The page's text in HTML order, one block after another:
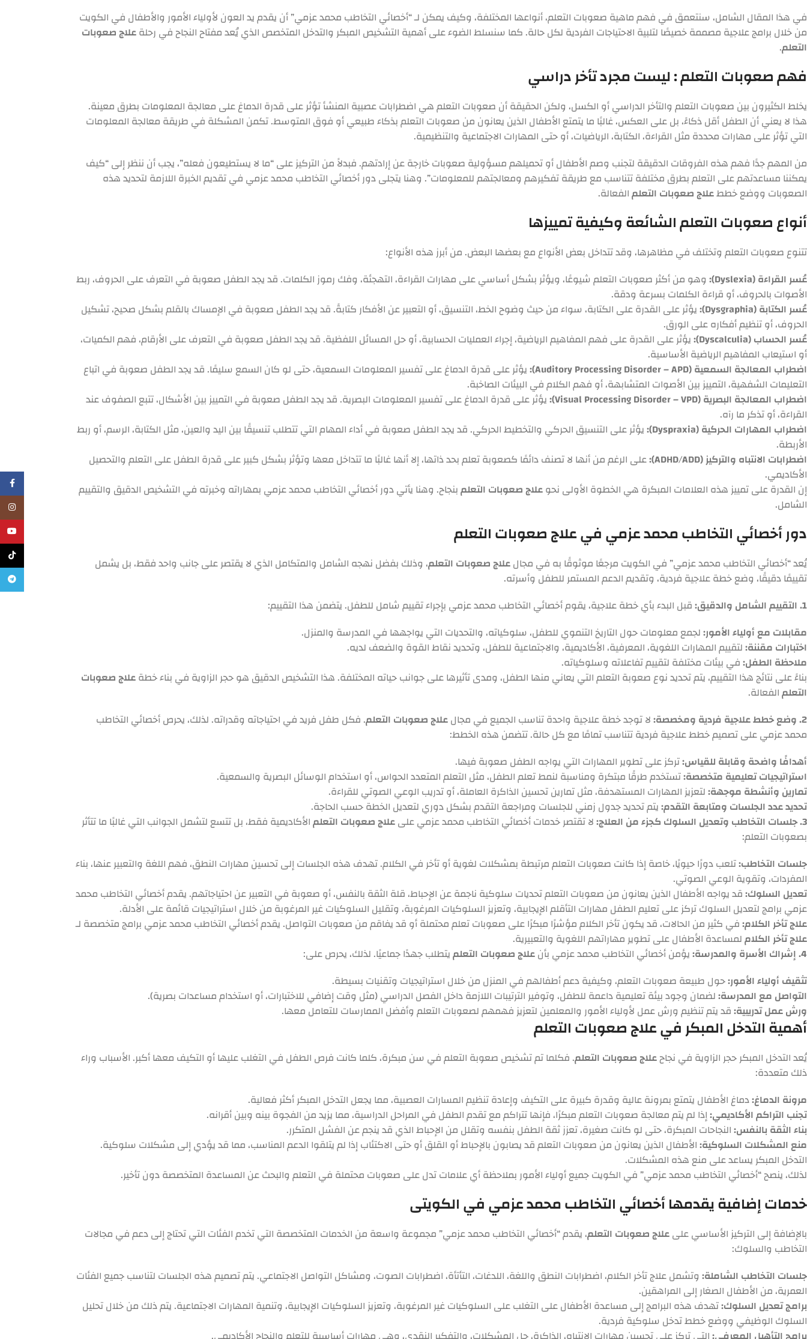
في هذا المقال الشامل، سنتعمق في فهم ماهية صعوبات التعلم، أنواعها المختلفة، وكيف يمكن لـ “أخصائي التخاطب محمد عزمي” أن يقدم يد العون لأولياء الأمور والأطفال في الكويت
من خلال برامج علاجية مصممة خصيصًا لتلبية الاحتياجات الفردية لكل حالة. كما سنسلط الضوء على أهمية التشخيص المبكر والتدخل المتخصص الذي يُعد مفتاح النجاح في رحلةعلاج صعوبات
التعلم.
فهم صعوبات التعلم : ليست مجرد تأخر دراسي
يخلط الكثيرون بين صعوبات التعلم والتأخر الدراسي أو الكسل، ولكن الحقيقة أن صعوبات التعلم هي اضطرابات عصبية المنشأ تؤثر على قدرة الدماغ على معالجة المعلومات بطرق معينة.
هذا لا يعني أن الطفل أقل ذكاءً، بل على العكس، غالبًا ما يتمتع الأطفال الذين يعانون من صعوبات التعلم بذكاء طبيعي أو فوق المتوسط. تكمن المشكلة في طريقة معالجة المعلومات
التي تؤثر على مهارات محددة مثل القراءة، الكتابة، الرياضيات، أو حتى المهارات الاجتماعية والتنظيمية.
من المهم جدًا فهم هذه الفروقات الدقيقة لتجنب وصم الأطفال أو تحميلهم مسؤولية صعوبات خارجة عن إرادتهم. فبدلاً من التركيز على “ما لا يستطيعون فعله”، يجب أن ننظر إلى “كيف
يمكننا مساعدتهم على التعلم بطرق مختلفة تتناسب مع طريقة تفكيرهم ومعالجتهم للمعلومات”. وهنا يتجلى دور أخصائي التخاطب محمد عزمي في تقديم الخبرة اللازمة لتحديد هذه
الصعوبات ووضع خططعلاج صعوبات التعلمالفعالة.
أنواع صعوبات التعلم الشائعة وكيفية تمييزها
تتنوع صعوبات التعلم وتختلف في مظاهرها، وقد تتداخل بعض الأنواع مع بعضها البعض. من أبرز هذه الأنواع:
عُسر القراءة (Dyslexia):
وهو من أكثر صعوبات التعلم شيوعًا، ويؤثر بشكل أساسي على مهارات القراءة، التهجئة، وفك رموز الكلمات. قد يجد الطفل صعوبة في التعرف على الحروف، ربط
الأصوات بالحروف، أو قراءة الكلمات بسرعة ودقة.
عُسر الكتابة (Dysgraphia):
يؤثر على القدرة على الكتابة، سواء من حيث وضوح الخط، التنسيق، أو التعبير عن الأفكار كتابةً. قد يجد الطفل صعوبة في الإمساك بالقلم بشكل صحيح، تشكيل
الحروف، أو تنظيم أفكاره على الورق.
عُسر الحساب (Dyscalculia):
يؤثر على القدرة على فهم المفاهيم الرياضية، إجراء العمليات الحسابية، أو حل المسائل اللفظية. قد يجد الطفل صعوبة في التعرف على الأرقام، فهم الكميات،
أو استيعاب المفاهيم الرياضية الأساسية.
اضطراب المعالجة السمعية (Auditory Processing Disorder – APD):
يؤثر على قدرة الدماغ على تفسير المعلومات السمعية، حتى لو كان السمع سليمًا. قد يجد الطفل صعوبة في اتباع
التعليمات الشفهية، التمييز بين الأصوات المتشابهة، أو فهم الكلام في البيئات الصاخبة.
اضطراب المعالجة البصرية (Visual Processing Disorder – VPD):
يؤثر على قدرة الدماغ على تفسير المعلومات البصرية. قد يجد الطفل صعوبة في التمييز بين الأشكال، تتبع الصفوف عند
القراءة، أو تذكر ما رآه.
اضطراب المهارات الحركية (Dyspraxia):
يؤثر على التنسيق الحركي والتخطيط الحركي. قد يجد الطفل صعوبة في أداء المهام التي تتطلب تنسيقًا بين اليد والعين، مثل الكتابة، الرسم، أو ربط
الأربطة.
اضطرابات الانتباه والتركيز (ADHD/ADD):
على الرغم من أنها لا تصنف دائمًا كصعوبة تعلم بحد ذاتها، إلا أنها غالبًا ما تتداخل معها وتؤثر بشكل كبير على قدرة الطفل على التعلم والتحصيل
الأكاديمي.
إن القدرة على تمييز هذه العلامات المبكرة هي الخطوة الأولى نحوعلاج صعوبات التعلمبنجاح. وهنا يأتي دور أخصائي التخاطب محمد عزمي بمهاراته وخبرته في التشخيص الدقيق والتقييم
الشامل.
دور أخصائي التخاطب محمد عزمي في علاج صعوبات التعلم
يُعد “أخصائي التخاطب محمد عزمي” في الكويت مرجعًا موثوقًا به في مجالعلاج صعوبات التعلم، وذلك بفضل نهجه الشامل والمتكامل الذي لا يقتصر على جانب واحد فقط، بل يشمل
تقييمًا دقيقًا، وضع خطة علاجية فردية، وتقديم الدعم المستمر للطفل وأسرته.
1. التقييم الشامل والدقيق:
قبل البدء بأي خطة علاجية، يقوم أخصائي التخاطب محمد عزمي بإجراء تقييم شامل للطفل. يتضمن هذا التقييم:
مقابلات مع أولياء الأمور:لجمع معلومات حول التاريخ التنموي للطفل، سلوكياته، والتحديات التي يواجهها في المدرسة والمنزل.
اختبارات مقننة:لتقييم المهارات اللغوية، المعرفية، الأكاديمية، والاجتماعية للطفل، وتحديد نقاط القوة والضعف لديه.
ملاحظة الطفل:في بيئات مختلفة لتقييم تفاعلاته وسلوكياته.
بناءً على نتائج هذا التقييم، يتم تحديد نوع صعوبة التعلم التي يعاني منها الطفل، ومدى تأثيرها على جوانب حياته المختلفة. هذا التشخيص الدقيق هو حجر الزاوية في بناء خطةعلاج صعوبات
التعلمالفعالة.
2. وضع خطط علاجية فردية ومخصصة:
لا توجد خطة علاجية واحدة تناسب الجميع في مجالعلاج صعوبات التعلم. فكل طفل فريد في احتياجاته وقدراته. لذلك، يحرص أخصائي التخاطب
محمد عزمي على تصميم خطط علاجية فردية تتناسب تمامًا مع كل حالة. تتضمن هذه الخطط:
أهدافًا واضحة وقابلة للقياس:تركز على تطوير المهارات التي يواجه الطفل صعوبة فيها.
استراتيجيات تعليمية متخصصة:تستخدم طرقًا مبتكرة ومناسبة لنمط تعلم الطفل، مثل التعلم المتعدد الحواس، أو استخدام الوسائل البصرية والسمعية.
تمارين وأنشطة موجهة:لتعزيز المهارات المستهدفة، مثل تمارين تحسين الذاكرة العاملة، أو تدريب الوعي الصوتي للقراءة.
تحديد عدد الجلسات ومتابعة التقدم:يتم تحديد جدول زمني للجلسات ومراجعة التقدم بشكل دوري لتعديل الخطة حسب الحاجة.
3. جلسات التخاطب وتعديل السلوك كجزء من العلاج:
لا تقتصر خدمات أخصائي التخاطب محمد عزمي علىعلاج صعوبات التعلمالأكاديمية فقط، بل تتسع لتشمل الجوانب التي غالبًا ما تتأثر
بصعوبات التعلم:
جلسات التخاطب:تلعب دورًا حيويًا، خاصة إذا كانت صعوبات التعلم مرتبطة بمشكلات لغوية أو تأخر في الكلام. تهدف هذه الجلسات إلى تحسين مهارات النطق، فهم اللغة والتعبير عنها، بناء
المفردات، وتقوية الوعي الصوتي.
تعديل السلوك:قد يواجه الأطفال الذين يعانون من صعوبات التعلم تحديات سلوكية ناجمة عن الإحباط، قلة الثقة بالنفس، أو صعوبة في التعبير عن احتياجاتهم. يقدم أخصائي التخاطب محمد
عزمي برامج لتعديل السلوك تركز على تعليم الطفل مهارات التأقلم الإيجابية، وتعزيز السلوكيات المرغوبة، وتقليل السلوكيات غير المرغوبة من خلال استراتيجيات قائمة على الأدلة.
علاج تأخر الكلام:في كثير من الحالات، قد يكون تأخر الكلام مؤشرًا مبكرًا على صعوبات تعلم محتملة أو قد يفاقم من صعوبات التواصل. يقدم أخصائي التخاطب محمد عزمي برامج متخصصة لـ
علاج تأخر الكلاملمساعدة الأطفال على تطوير مهاراتهم اللغوية والتعبيرية.
4. إشراك الأسرة والمدرسة:
يؤمن أخصائي التخاطب محمد عزمي بأنعلاج صعوبات التعلميتطلب جهدًا جماعيًا. لذلك، يحرص على:
تثقيف أولياء الأمور:حول طبيعة صعوبات التعلم، وكيفية دعم أطفالهم في المنزل من خلال استراتيجيات وتقنيات بسيطة.
التواصل مع المدرسة:لضمان وجود بيئة تعليمية داعمة للطفل، وتوفير الترتيبات اللازمة داخل الفصل الدراسي (مثل وقت إضافي للاختبارات، أو استخدام مساعدات بصرية).
ورش عمل تدريبية:قد يتم تنظيم ورش عمل لأولياء الأمور والمعلمين لتعزيز فهمهم لصعوبات التعلم وأفضل الممارسات للتعامل معها.
أهمية التدخل المبكر في علاج صعوبات التعلم
يُعد التدخل المبكر حجر الزاوية في نجاحعلاج صعوبات التعلم. فكلما تم تشخيص صعوبة التعلم في سن مبكرة، كلما كانت فرص الطفل في التغلب عليها أو التكيف معها أكبر. الأسباب وراء
ذلك متعددة:
مرونة الدماغ:دماغ الأطفال يتمتع بمرونة عالية وقدرة كبيرة على التكيف وإعادة تنظيم المسارات العصبية، مما يجعل التدخل المبكر أكثر فعالية.
تجنب التراكم الأكاديمي:إذا لم يتم معالجة صعوبات التعلم مبكرًا، فإنها تتراكم مع تقدم الطفل في المراحل الدراسية، مما يزيد من الفجوة بينه وبين أقرانه.
بناء الثقة بالنفس:النجاحات المبكرة، حتى لو كانت صغيرة، تعزز ثقة الطفل بنفسه وتقلل من الإحباط الذي قد ينجم عن الفشل المتكرر.
منع المشكلات السلوكية:الأطفال الذين يعانون من صعوبات التعلم قد يصابون بالإحباط أو القلق أو حتى الاكتئاب إذا لم يتلقوا الدعم المناسب، مما قد يؤدي إلى مشكلات سلوكية.
التدخل المبكر يساعد على منع هذه المشكلات.
لذلك، ينصح “أخصائي التخاطب محمد عزمي” في الكويت جميع أولياء الأمور بملاحظة أي علامات تدل على صعوبات محتملة في التعلم والبحث عن المساعدة المتخصصة دون تأخير.
خدمات إضافية يقدمها أخصائي التخاطب محمد عزمي في الكويتى
بالإضافة إلى التركيز الأساسي علىعلاج صعوبات التعلم، يقدم “أخصائي التخاطب محمد عزمي” مجموعة واسعة من الخدمات المتخصصة التي تخدم الفئات التي تحتاج إلى دعم في مجالات
التخاطب والسلوك:
جلسات التخاطب الشاملة: وتشمل علاج تأخر الكلام، اضطرابات النطق واللغة، اللدغات، التأتأة، اضطرابات الصوت، ومشاكل التواصل الاجتماعي. يتم تصميم هذه الجلسات لتناسب جميع الفئات
العمرية، من الأطفال الصغار إلى المراهقين.
برامج تعديل السلوك:تهدف هذه البرامج إلى مساعدة الأطفال على التغلب على السلوكيات غير المرغوبة، وتعزيز السلوكيات الإيجابية، وتنمية المهارات الاجتماعية. يتم ذلك من خلال تحليل
السلوك الوظيفي ووضع خطط تدخل سلوكية فردية.
تيك
تليجرام